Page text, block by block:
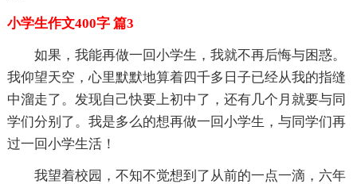
小学生作文400字 篇3
如果，我能再做一回小学生，我就不再后悔与困惑。
我仰望天空，心里默默地算着四千多日子已经从我的指缝
中溜走了。发现自己快要上初中了，还有几个月就要与同
学们分别了。我是多么的想再做一回小学生，与同学们再
过一回小学生活！
我望着校园，不知不觉想到了从前的一点一滴，六年